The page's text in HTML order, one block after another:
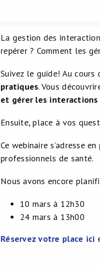
La gestion des
repérer ? Comment les
Suivez le guide! Au cours
pratiques. Vous
et gérer les interactions
Ensuite, place à vos
Ce webinaire s’adresse
professionnels de santé.
Nous avons encore
10 mars à 12h30
24 mars à 13h00
Réservez votre place ici